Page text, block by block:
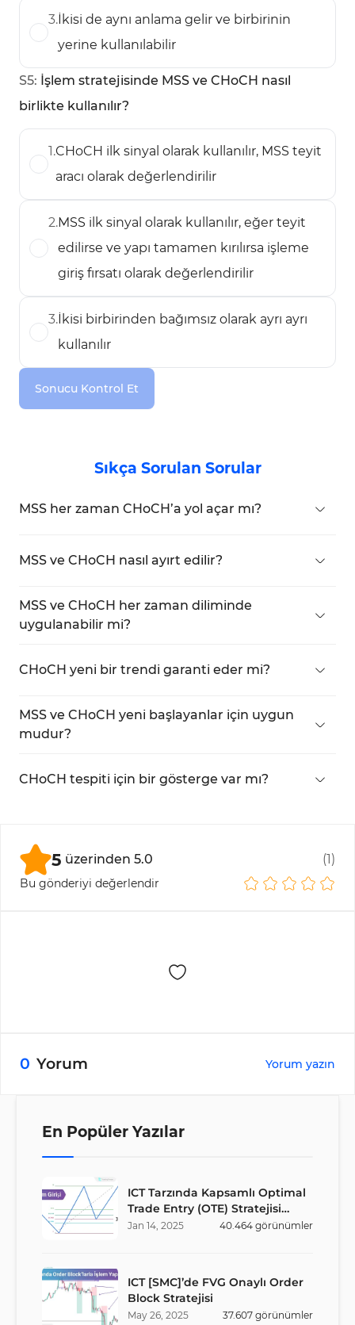
3.İkisi de aynı anlama gelir ve birbirinin
yerine kullanılabilir
S5: İşlem stratejisinde MSS ve CHoCH nasıl
birlikte kullanılır?
1.CHoCH ilk sinyal olarak kullanılır, MSS teyit
aracı olarak değerlendirilir
2.MSS ilk sinyal olarak kullanılır, eğer teyit
edilirse ve yapı tamamen kırılırsa işleme
giriş fırsatı olarak değerlendirilir
3.İkisi birbirinden bağımsız olarak ayrı ayrı
kullanılır
Sonucu Kontrol Et
Sıkça Sorulan Sorular
MSS her zaman CHoCH’a yol açar mı?
yalnızca geçici bir trend değişimini de
MSS ve CHoCH nasıl ayırt edilir?
gerçekleşirken, CHoCH, ana yapısal seviyelerde
uzun vadeli değişimi ifade eder.
MSS ve CHoCH her zaman diliminde
uygulanabilir mi?
uygulanabilir. Ancak,
yüksek zaman dilimlerinde
daha etkilidirler.
CHoCH yeni bir trendi garanti eder mi?
gösterir; ancak diğer tüm araçlar gibi,kesin
dönüş garantisi vermez.
MSS ve CHoCH yeni başlayanlar için uygun
mudur?
kavramları öğrenebilir ve piyasayı daha iyi analiz
CHoCH tespiti için bir gösterge var mı?
görüntüler.
5 üzerinden 5.0 (1)
Bu gönderiyi değerlendir
0 Yorum Yorum yazın
En Popüler Yazılar
ICT Tarzında Kapsamlı Optimal
Trade Entry (OTE) Stratejisi
Rehberi
Jan 14, 2025 40.464 görünümler
ICT [SMC]’de FVG Onaylı Order
Block Stratejisi
May 26, 2025 37.607 görünümler